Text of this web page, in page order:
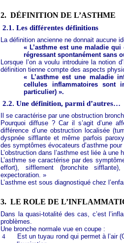
2. DÉFINITION DE L’ASTHME
2.1. Les différentes définitions
La définition ancienne ne donnait aucune
« L’asthme est une maladie
régressant spontanément sans
Lorsque l’on a voulu introduire la notion
définition tienne compte des aspects
« L’asthme est une maladie
cellules inflammatoires sont
particulier) ».
2.2. Une définition, parmi d’autres…
Il se caractérise par une obstruction
Pourquoi diffuse ? Car il s’agit d’une
différence d’une obstruction localisée
dyspnée sifflante et même parfois
des symptômes évocateurs d’asthme
L’obstruction dans l’asthme est liée à une
L’asthme se caractérise par des
effort), sifflement (bronchite
expectoration. »
L’asthme est sous diagnostiqué chez
3. LE ROLE DE
Dans la quasi-totalité des cas, c’est
problèmes.
Une bronche normale vue en coupe :
4
Est un tuyau rond qui permet à l’air